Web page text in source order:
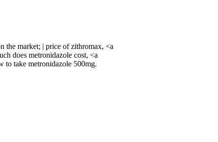
the market; | price of zithromax, <a
does metronidazole cost, <a
take metronidazole 500mg.